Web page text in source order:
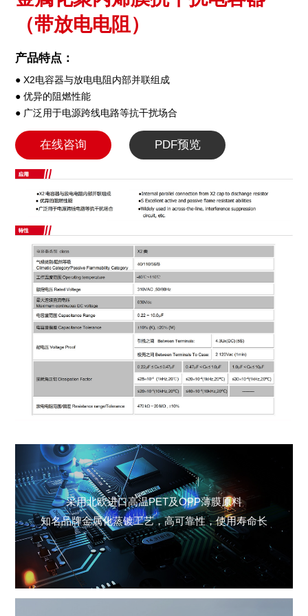
（带放电电阻）
产品特点：
● X2电容器与放电电阻内部并联组成
● 优异的阻燃性能
● 广泛用于电源跨线电路等抗干扰场合
在线咨询 PDF预览
采用北欧进口高温PET及OPP薄膜原料
知名品牌金属化蒸镀工艺，高可靠性，使用寿命长